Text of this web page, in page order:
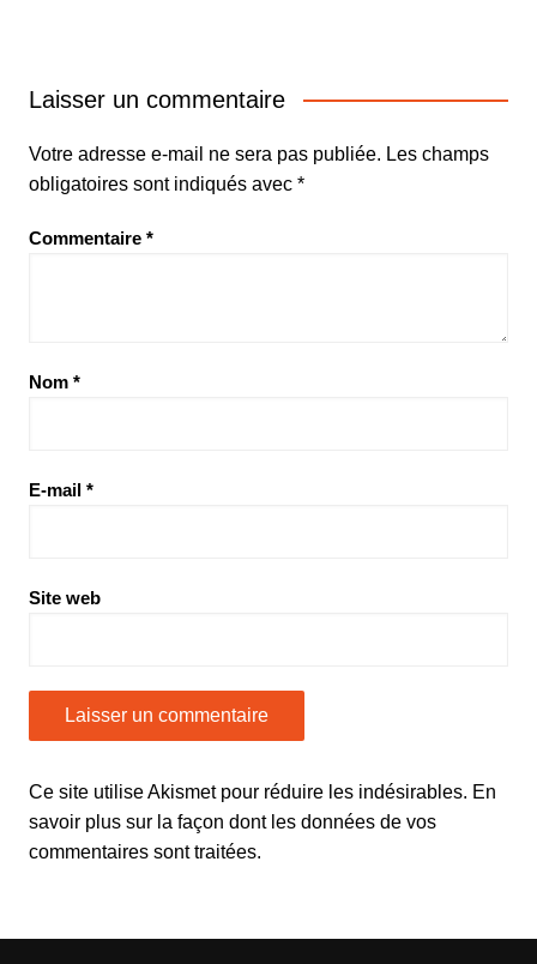
Laisser un commentaire
Votre adresse e-mail ne sera pas publiée. Les champs
obligatoires sont indiqués avec *
Commentaire *
Nom *
E-mail *
Site web
Ce site utilise Akismet pour réduire les indésirables. En
savoir plus sur la façon dont les données de vos
commentaires sont traitées.